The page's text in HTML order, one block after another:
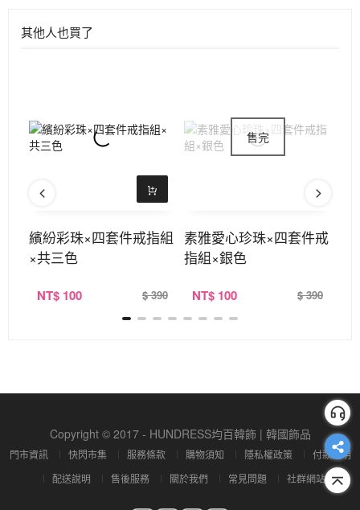
其他人也買了
繽紛彩珠×四套件戒指組
×共三色
NT$ 100 $ 390
素雅愛心珍珠×四套件戒
指組×銀色
NT$ 100 $ 390
Copyright © 2017 - HUNDRESS均百韓飾 | 韓國飾品
門市資訊 快閃市集 服務條款 購物須知 隱私權政策
付款說明
配送說明
售後服務 關於我們 常見問題 社群網站